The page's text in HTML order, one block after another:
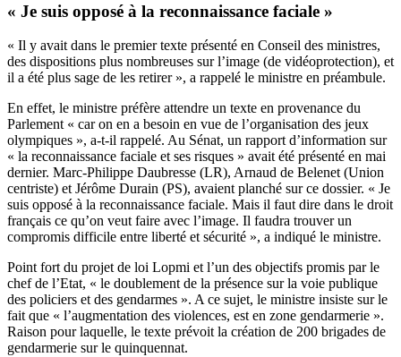
« Je suis opposé à la reconnaissance faciale »
« Il y avait dans le premier texte présenté en Conseil des ministres,
des dispositions plus nombreuses sur l’image (de vidéoprotection), et
il a été plus sage de les retirer », a rappelé le ministre en préambule.
En effet, le ministre préfère attendre un texte en provenance du
Parlement « car on en a besoin en vue de l’organisation des jeux
olympiques », a-t-il rappelé. Au Sénat, un rapport d’information sur
« la reconnaissance faciale et ses risques » avait été présenté en mai
dernier. Marc-Philippe Daubresse (LR), Arnaud de Belenet (Union
centriste) et Jérôme Durain (PS), avaient planché sur ce dossier. « Je
suis opposé à la reconnaissance faciale. Mais il faut dire dans le droit
français ce qu’on veut faire avec l’image. Il faudra trouver un
compromis difficile entre liberté et sécurité », a indiqué le ministre.
Point fort du projet de loi Lopmi et l’un des objectifs promis par le
chef de l’Etat, « le doublement de la présence sur la voie publique
des policiers et des gendarmes ». A ce sujet, le ministre insiste sur le
fait que « l’augmentation des violences, est en zone gendarmerie ».
Raison pour laquelle, le texte prévoit la création de 200 brigades de
gendarmerie sur le quinquennat.